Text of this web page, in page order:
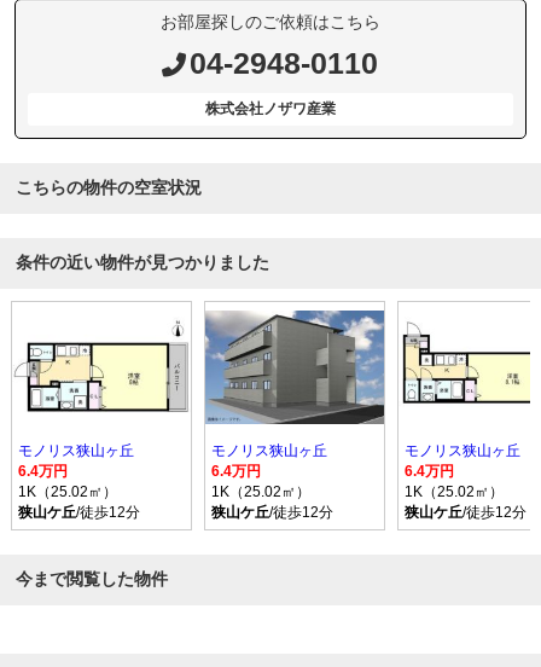
お部屋探しのご依頼はこちら
04-2948-0110
株式会社ノザワ産業
こちらの物件の空室状況
条件の近い物件が見つかりました
モノリス狭山ヶ丘
6.4万円
1K（25.02㎡）
狭山ケ丘/徒歩12分
モノリス狭山ヶ丘
6.4万円
1K（25.02㎡）
狭山ケ丘/徒歩12分
モノリス狭山ヶ丘
6.4万円
1K（25.02㎡）
狭山ケ丘/徒歩12分
今まで閲覧した物件